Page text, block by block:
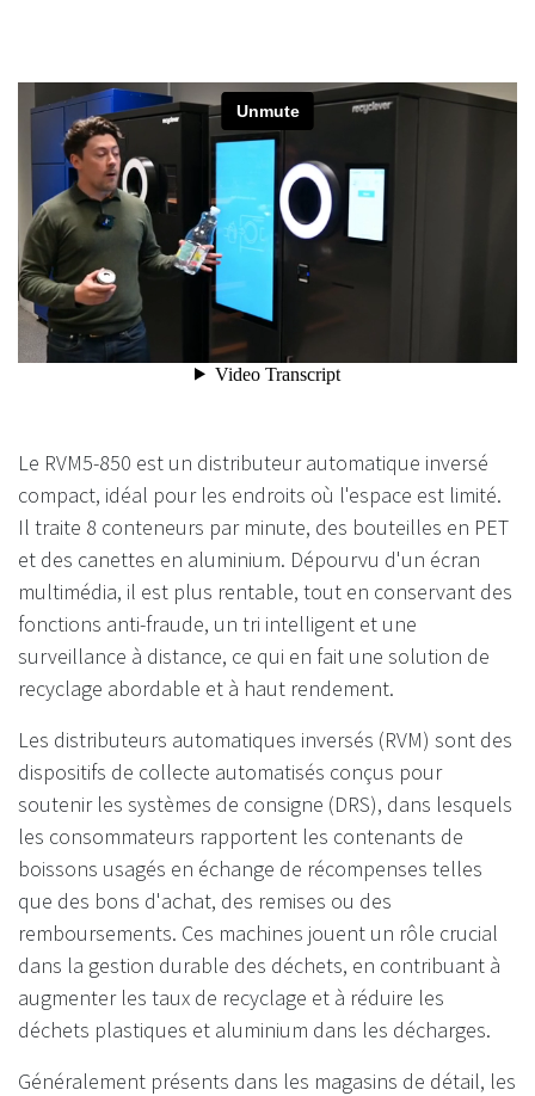
Le RVM5-850 est un distributeur automatique inversé
compact, idéal pour les endroits où l'espace est limité.
Il traite 8 conteneurs par minute, des bouteilles en PET
et des canettes en aluminium. Dépourvu d'un écran
multimédia, il est plus rentable, tout en conservant des
fonctions anti-fraude, un tri intelligent et une
surveillance à distance, ce qui en fait une solution de
recyclage abordable et à haut rendement.
Les distributeurs automatiques inversés (RVM) sont des
dispositifs de collecte automatisés conçus pour
soutenir les systèmes de consigne (DRS), dans lesquels
les consommateurs rapportent les contenants de
boissons usagés en échange de récompenses telles
que des bons d'achat, des remises ou des
remboursements. Ces machines jouent un rôle crucial
dans la gestion durable des déchets, en contribuant à
augmenter les taux de recyclage et à réduire les
déchets plastiques et aluminium dans les décharges.
Généralement présents dans les magasins de détail, les